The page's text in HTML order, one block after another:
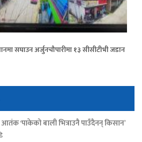
सघाउन अर्जुनचौपारीमा १३ सीसीटीभी जडान
‘पाकेको बाली भित्राउनै पाउँदैनन् किसान’